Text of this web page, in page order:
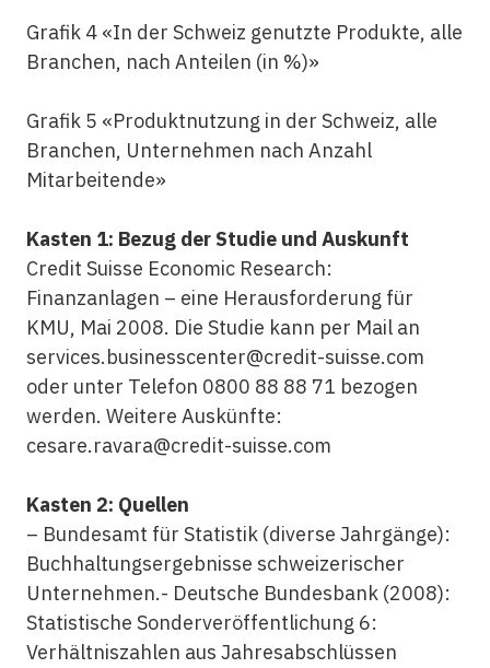
Grafik 4 «In der Schweiz genutzte Produkte, alle
Branchen, nach Anteilen (in %)»
Grafik 5 «Produktnutzung in der Schweiz, alle
Branchen, Unternehmen nach Anzahl
Mitarbeitende»
Kasten 1: Bezug der Studie und Auskunft
Credit Suisse Economic Research:
Finanzanlagen – eine Herausforderung für
KMU, Mai 2008. Die Studie kann per Mail an
services.businesscenter@credit-suisse.com
oder unter Telefon 0800 88 88 71 bezogen
werden. Weitere Auskünfte:
cesare.ravara@credit-suisse.com
Kasten 2: Quellen
– Bundesamt für Statistik (diverse Jahrgänge):
Buchhaltungsergebnisse schweizerischer
Unternehmen.- Deutsche Bundesbank (2008):
Statistische Sonderveröffentlichung 6:
Verhältniszahlen aus Jahresabschlüssen